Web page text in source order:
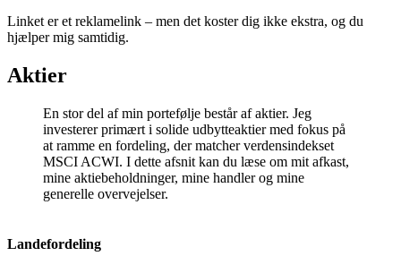
Linket er et reklamelink – men det koster dig ikke ekstra, og du
hjælper mig samtidig.
Aktier
En stor del af min portefølje består af aktier. Jeg
investerer primært i solide udbytteaktier med fokus på
at ramme en fordeling, der matcher verdensindekset
MSCI ACWI. I dette afsnit kan du læse om mit afkast,
mine aktiebeholdninger, mine handler og mine
generelle overvejelser.
Landefordeling